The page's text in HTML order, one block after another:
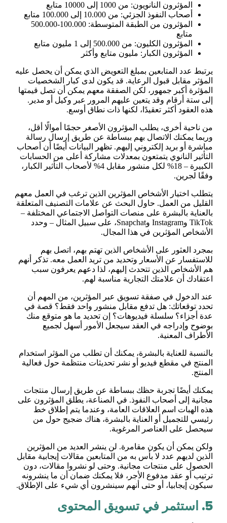
المؤثرون النانويون: من 1000 إلى 10000 متابع
أصحاب النفوذ الجزئي: من 10.000 إلى 100.000 متابع
المؤثرون من الطبقة المتوسطة: 100.000-500.000
متابع
المؤثرون الكليون: من 500.000 إلى 1 مليون متابع
المؤثرون الكبار: مليون متابع وأكثر
يرتبط عدد المتابعين بمبلغ التعويض الذي يمكن أن يحصل عليه
المؤثر مقابل قبول الرعاية. قد يكون لدى كبار الشخصيات
المؤثرة أكبر جمهور، لكن الصفقة معهم يمكن أن تصل قيمتها
إلى ستة أرقام وقد يتعين عليهم المرور عبر وكيل أو مدير.
هذه العقود أكثر تعقيدًا، لكنها ذات نطاق أوسع.
من ناحية أخرى، يطلب المؤثرون الأصغر حجمًا أموالًا أقل،
وربما يمكنك الاتصال بهم ببساطة عن طريق إرسال رسالة
مباشرة أو بريد إلكتروني إليهم. تظهر البيانات أيضًا أن أصحاب
التأثير النانوي يتمتعون بمعدلات مشاركة أعلى من الحسابات
الكبيرة – 18% لكل منشور مقابل 4% لأصحاب التأثير الكبار،
وفقًا لجرين.
يتطلب اختيار الأشخاص المؤثرين الذين ترغب في العمل معهم
القليل من العمل. حاول البحث عن علامات التصنيف المتعلقة
بالعناية بالبشرة على منصات التواصل الاجتماعي المختلفة –
TikTok وInstagram وSnapchat، على سبيل المثال – وحدد
الأشخاص المؤثرين في هذا المجال.
بمجرد العثور على الأشخاص الذين تهتم بهم، اتصل بهم
للاستفسار عن الأسعار وتحديد من تريد العمل معه. تذكر أنهم
هم الأشخاص الذين تتحدث إليهم، لذا دعهم يعرفون سبب
اعتقادك أن علامتك التجارية مناسبة لهم.
عند الدخول في صفقة تسويق عبر المؤثرين، من المهم أن
تحدد توقعاتك: هل تدفع مقابل منشور واحد فقط؟ قصة في
عدة أجزاء؟ سلسلة فيديوهات؟ إن تحديد ما هو متوقع منك
بوضوح وإدراجه في العقد سيجعل الأمور أسهل لجميع
الأطراف المعنية.
بالنسبة للعناية بالبشرة، يمكنك أن تطلب من المؤثر استخدام
المنتج في مقطع فيديو أو نشر تحديثات منتظمة حول فعالية
المنتج.
يمكنك أيضًا تجربة حظك ببساطة عن طريق إرسال منتجات
مجانية إلى أصحاب النفوذ. في الصناعة، يطلق المؤثرون على
هذه الهبات اسم العلاقات العامة، وعندما يتم إطلاق خط
رئيسي للتجميل أو العناية بالبشرة، هناك ضجيج حول من
سيحصل على العناصر المرغوبة.
ولكن يمكن أن يكون مقامرة. لن ينشر العديد من المؤثرين
الذين لديهم عدد لا بأس به من المتابعين مقالات إيجابية مقابل
الحصول على منتجات مجانية. وحتى لو نشروا مقالات، دون
ترتيب أو عقد مدفوع الأجر، فلا يمكنك ضمان أن ما ينشرونه
سيكون إيجابيا، أو حتى أنهم سينشرون أي شيء على الإطلاق.
5. استثمر في تسويق المحتوى